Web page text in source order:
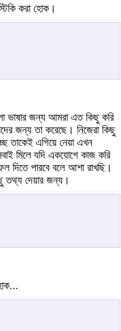
করা হোক।
ভাষার জন্য আমরা এত কিছু করি
জন্য তা করেছে। নিজেরা কিছু
তাকেই এগিয়ে নেয়া এখন
মিলে যদি একযোগে কাজ করি
দিতে পারবে বলে আশা রাখছি।
তথ্য দেয়ার জন্য।